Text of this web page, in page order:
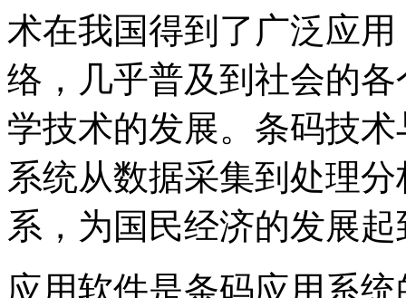
术在我国得到了广泛应
络，几乎普及到社会的
学技术的发展。条码技
系统从数据采集到处理
系，为国民经济的发展
应用软件是条码应用系